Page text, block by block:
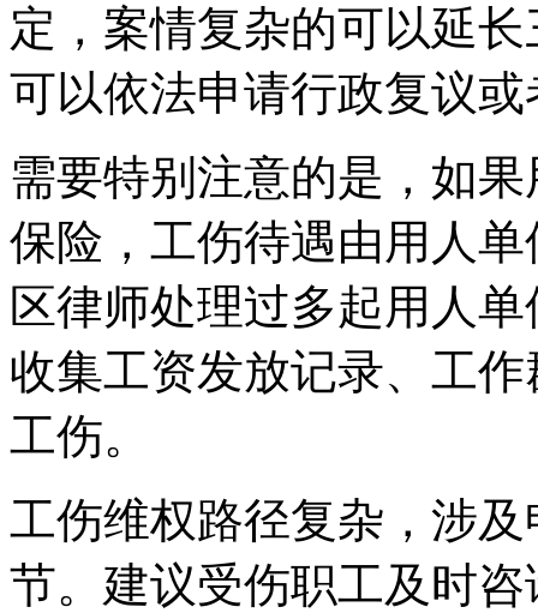
定，案情复杂的可以延
可以依法申请行政复议
需要特别注意的是，如
保险，工伤待遇由用人
区律师处理过多起用人
收集工资发放记录、工
工伤。
工伤维权路径复杂，涉
节。建议受伤职工及时